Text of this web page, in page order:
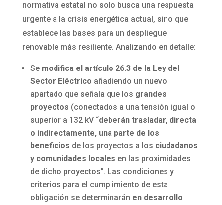
normativa estatal no solo busca una respuesta
urgente a la crisis energética actual, sino que
establece las bases para un despliegue
renovable más resiliente. Analizando en detalle:
Se modifica el artículo 26.3 de la Ley del
Sector Eléctrico añadiendo un nuevo
apartado que señala que los grandes
proyectos (conectados a una tensión igual o
superior a 132 kV “deberán trasladar, directa
o indirectamente, una parte de los
beneficios de los proyectos a los ciudadanos
y comunidades locales en las proximidades
de dicho proyectos”. Las condiciones y
criterios para el cumplimiento de esta
obligación se determinarán en desarrollo